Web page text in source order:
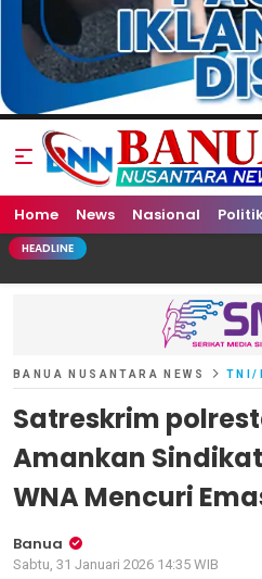
Banua Nusantara News
Home News Nasional
HEADLINE
BANUA NUSANTARA NEWS TNI/
Satreskrim
Amankan
WNA Mencuri
Banua
Sabtu, 31 Januari 2026 14:35 WIB